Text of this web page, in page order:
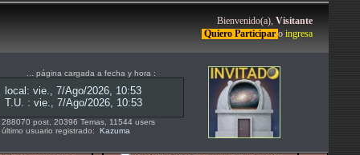
Bienvenido(a), Visitante
Quiero Participar o ingresa
... página cargada a fecha y hora :
288070 post, 20396 Temas, 11544 users
último usuario registrado: Kazuma